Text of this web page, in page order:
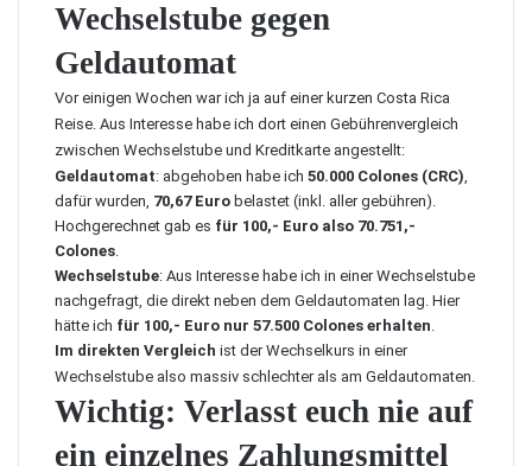
Wechselstube gegen
Geldautomat
Vor einigen Wochen war ich ja auf einer kurzen Costa Rica
Reise. Aus Interesse habe ich dort einen Gebührenvergleich
zwischen Wechselstube und Kreditkarte angestellt:
Geldautomat: abgehoben habe ich 50.000 Colones (CRC),
dafür wurden, 70,67 Euro belastet (inkl. aller gebühren).
Hochgerechnet gab es für 100,- Euro also 70.751,-
Colones.
Wechselstube: Aus Interesse habe ich in einer Wechselstube
nachgefragt, die direkt neben dem Geldautomaten lag. Hier
hätte ich für 100,- Euro nur 57.500 Colones erhalten.
Im direkten Vergleich ist der Wechselkurs in einer
Wechselstube also massiv schlechter als am Geldautomaten.
Wichtig: Verlasst euch nie auf
ein einzelnes Zahlungsmittel